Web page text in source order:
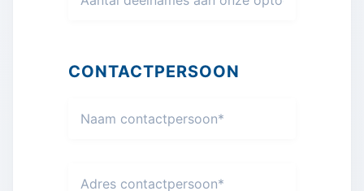
CONTACTPERSOON